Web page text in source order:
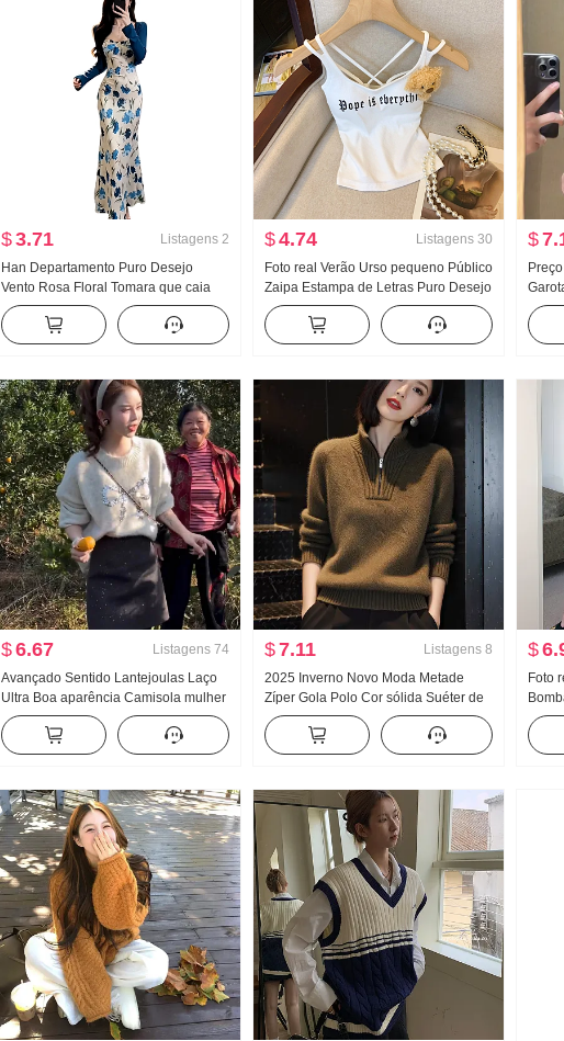
$3.71 Listagens 2
Han Departamento Puro Desejo
Vento Rosa Floral Tomara que caia
Saia cauda de peixe Feminino Verão
Fora Pegue Mei Vermelho Cardigã
Efeito emagrecedor O macacão
$4.74 Listagens 30
Foto real Verão Urso pequeno Público
Zaipa Estampa de Letras Puro Desejo
Garota estilosa Traga seu próprio
Peito Almofadas Cruz Colete de
suspensórios Efeito emagrecedor Top
$
Saia
$6.67 Listagens 74
Avançado Sentido Lantejoulas Laço
Ultra Boa aparência Camisola mulher
Outono e inverno Vestir Pegue Novo
Descontraído Vento Suéter de Malha
$7.11 Listagens 8
2025 Inverno Novo Moda Metade
Zíper Gola Polo Cor sólida Suéter de
Malha Suéter Commuting Vento Efeito
emagrecedor Manga longa Top Estilo
$
Foto
Irmã